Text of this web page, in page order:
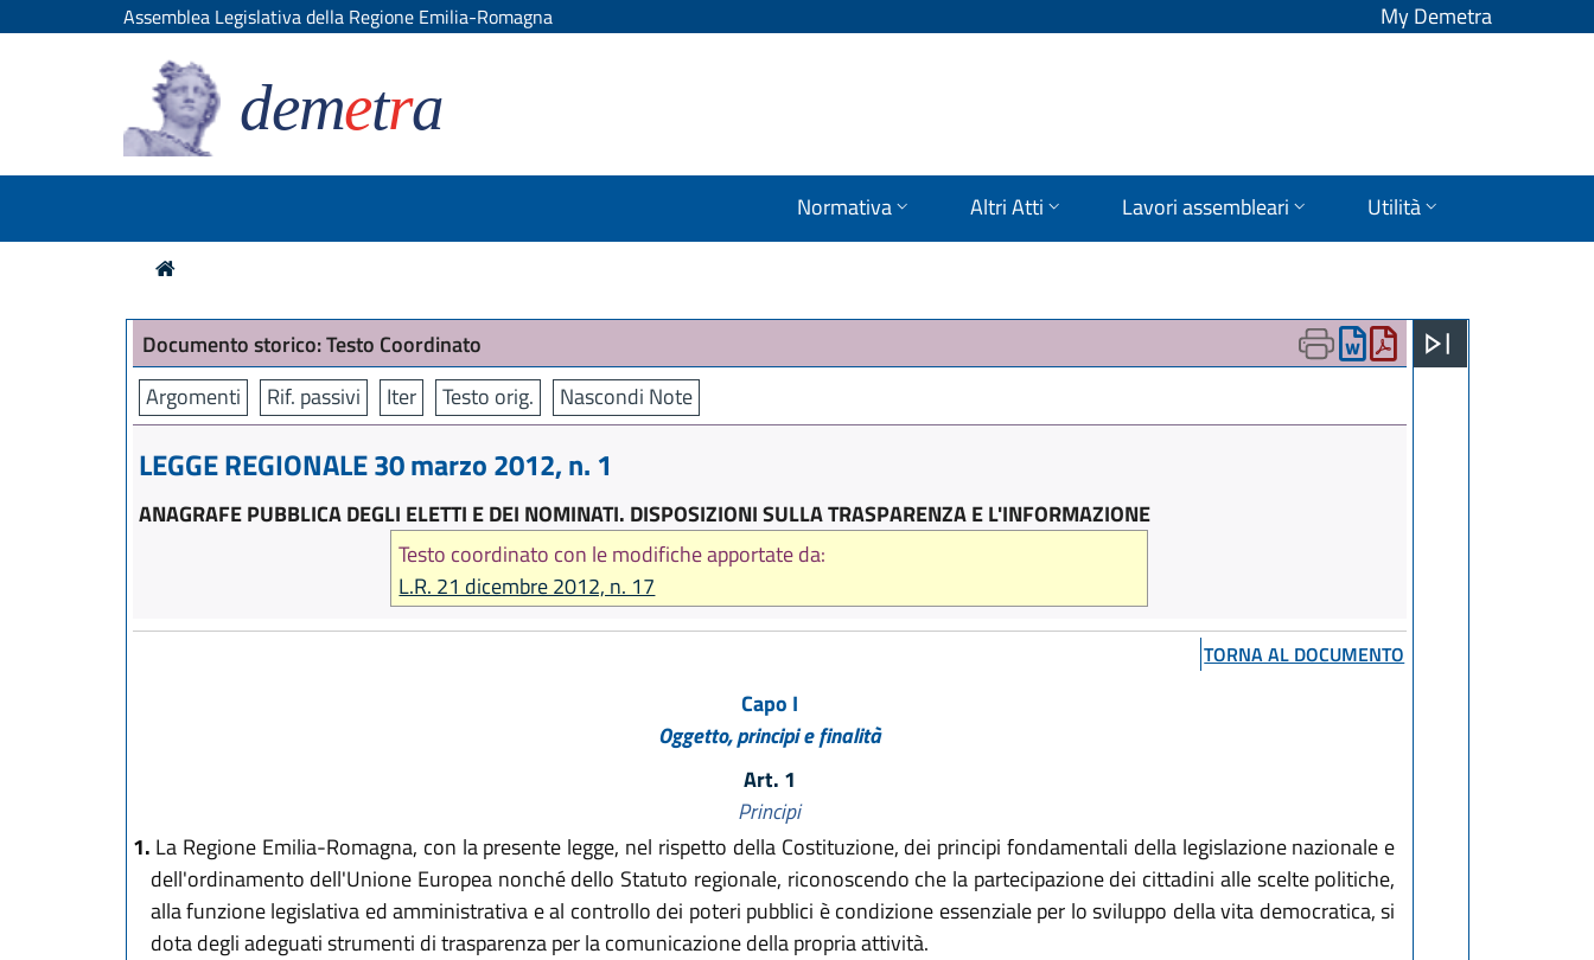
Assemblea Legislativa della Regione Emilia-Romagna My Demetra
demetra
Normativa Altri Atti Lavori assembleari Utilità
Documento storico: Testo Coordinato
Argomenti
Rif. passivi Iter Testo orig. Nascondi Note
LEGGE REGIONALE 30 marzo 2012, n. 1
ANAGRAFE PUBBLICA DEGLI ELETTI E DEI NOMINATI. DISPOSIZIONI SULLA TRASPARENZA E L'INFORMAZIONE
Testo coordinato con le modifiche apportate da:
L.R. 21 dicembre 2012, n. 17
TORNA AL DOCUMENTO
Capo I
Oggetto, principi e finalità
Art. 1
Principi
1. La Regione Emilia-Romagna, con la presente legge, nel rispetto della Costituzione, dei principi fondamentali della legislazione nazionale e
dell'ordinamento dell'Unione Europea nonché dello Statuto regionale, riconoscendo che la partecipazione dei cittadini alle scelte politiche,
alla funzione legislativa ed amministrativa e al controllo dei poteri pubblici è condizione essenziale per lo sviluppo della vita democratica, si
dota degli adeguati strumenti di trasparenza per la comunicazione della propria attività.